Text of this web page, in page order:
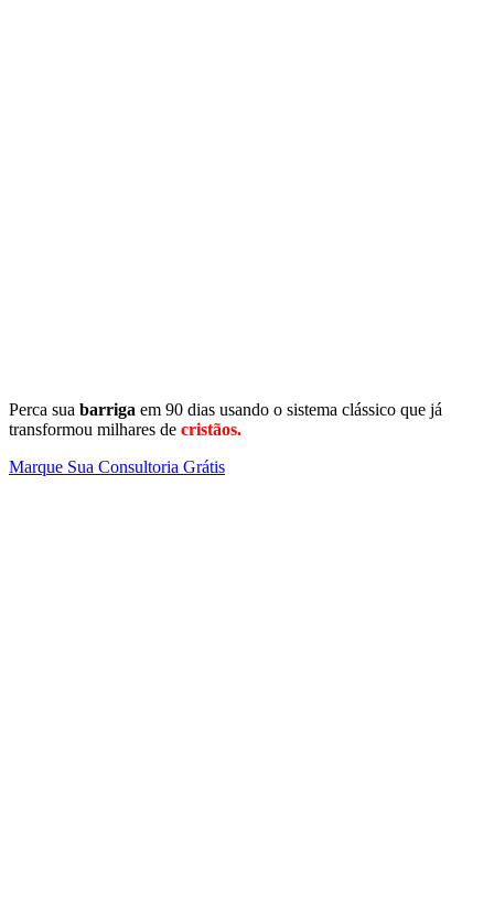
Perca sua barriga em 90 dias usando o sistema clássico que já
transformou milhares de cristãos.
Marque Sua Consultoria Grátis